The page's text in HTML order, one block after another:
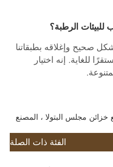
بطبقاتنا
إنه اختيار
البتولا ، المصنع
الفئة ذات الصلة